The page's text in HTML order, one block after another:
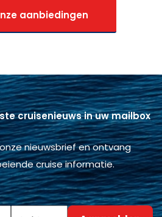
aanbiedingen
cruisenieuws in uw mailbox
nieuwsbrief en ontvang
cruise informatie.